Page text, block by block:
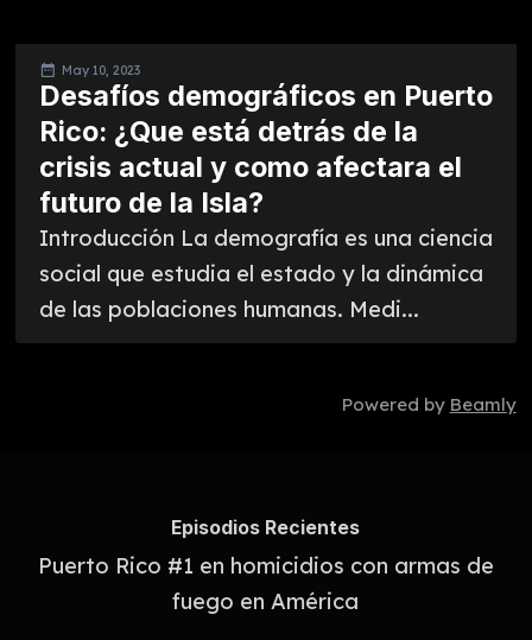
May 10, 2023
Desafíos demográficos en Puerto
Rico: ¿Que está detrás de la
crisis actual y como afectara el
futuro de la Isla?
Introducción La demografía es una ciencia
social que estudia el estado y la dinámica
de las poblaciones humanas. Medi...
Powered by Beamly
Episodios Recientes
Puerto Rico #1 en homicidios con armas de
fuego en América